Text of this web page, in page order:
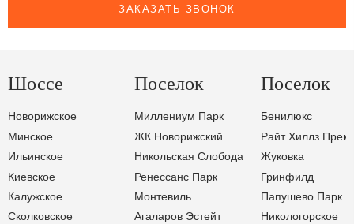
ЗАКАЗАТЬ ЗВОНОК
Шоссе
Новорижское
Минское
Ильинское
Киевское
Калужское
Сколковское
Поселок
Миллениум Парк
ЖК Новорижский
Никольская Слобода
Ренессанс Парк
Монтевиль
Агаларов Эстейт
Поселок
Бенилюкс
Райт Хиллз
Жуковка
Гринфилд
Папушево Парк
Никологорское